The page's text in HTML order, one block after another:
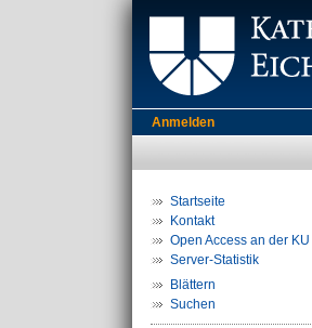
Anmelden
Startseite
Kontakt
Open Access an der KU
Server-Statistik
Blättern
Suchen